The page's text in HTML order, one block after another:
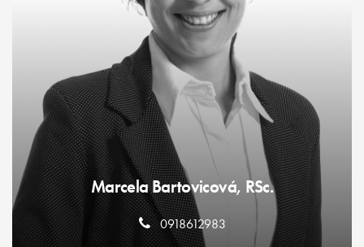
Marcela Bartovicová, RSc.
0918612983